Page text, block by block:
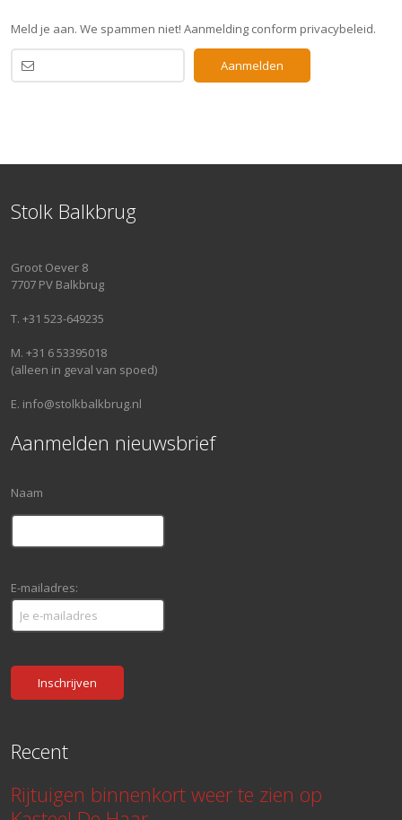
Meld je aan. We spammen niet! Aanmelding conform privacybeleid.
Stolk Balkbrug
Groot Oever 8
7707 PV Balkbrug
T. +31 523-649235
M. +31 6 53395018
(alleen in geval van spoed)
E. info@stolkbalkbrug.nl
Aanmelden nieuwsbrief
Naam
E-mailadres:
Recent
Rijtuigen binnenkort weer te zien op